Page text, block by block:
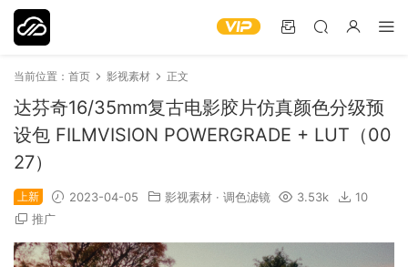
当前位置： 首页 影视素材 正文
达芬奇16/35mm复古电影胶片仿真颜色分级预
设包 FILMVISION POWERGRADE + LUT（00
27）
上新 2023-04-05 影视素材 · 调色滤镜 3.53k
10
推广